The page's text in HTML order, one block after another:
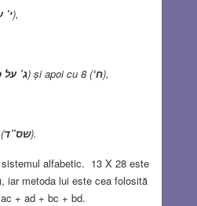
),
ג’ על) și apoi cu 8 (‘ח),
שס”ד).
alfabetic. 13 X 28 este
iar metoda lui este cea folosită
+ ad + bc + bd.